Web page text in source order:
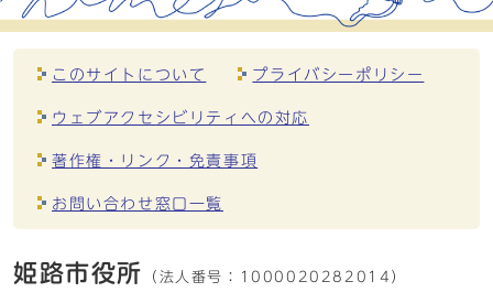
このサイトについて プライバシーポリシー
ウェブアクセシビリティへの対応
著作権・リンク・免責事項
お問い合わせ窓口一覧
姫路市役所 （法人番号： 1000020282014）